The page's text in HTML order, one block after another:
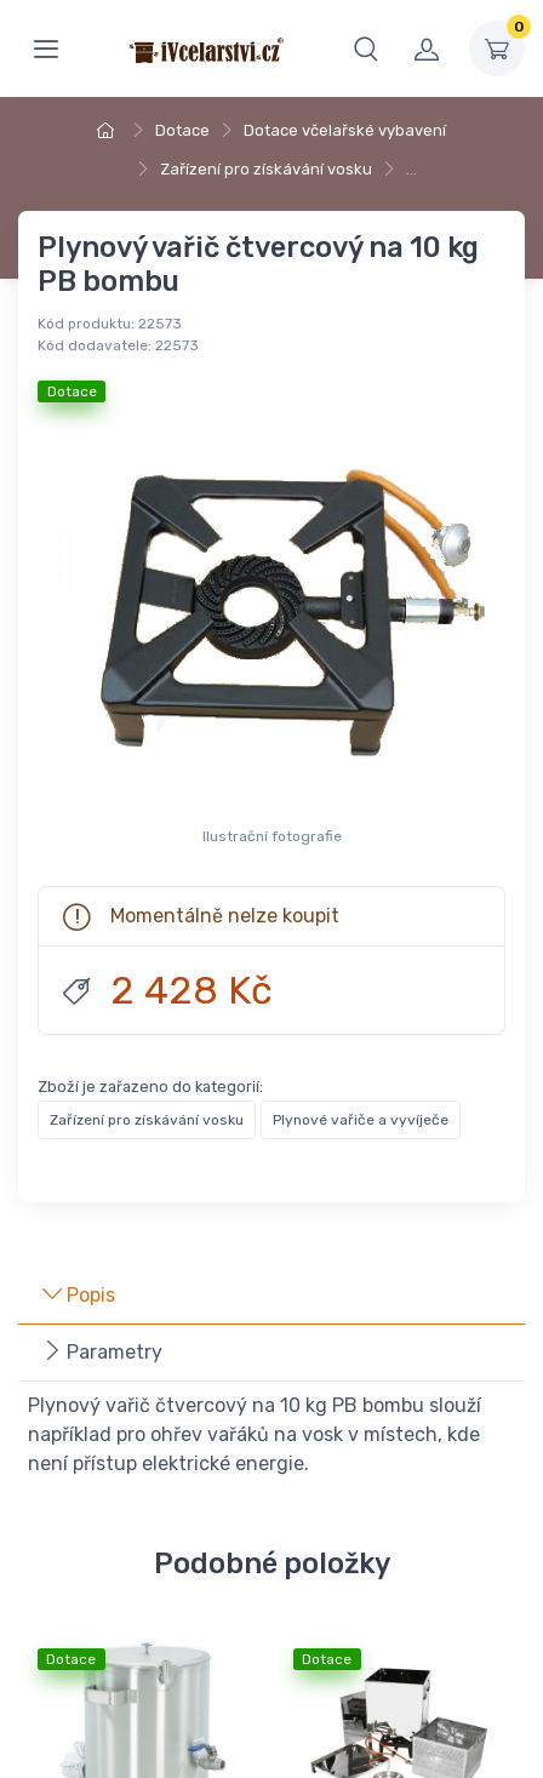
0
Dotace Dotace včelařské vybavení
Zařízení pro získávání vosku …
Plynový vařič čtvercový na 10 kg
PB bombu
Kód produktu: 22573
Kód dodavatele: 22573
Dotace
Ilustrační fotografie
Momentálně nelze koupit
2 428 Kč
Zboží je zařazeno do kategorií:
Zařízení pro získávání vosku Plynové vařiče a vyvíječe
Popis
Parametry
Plynový vařič čtvercový na 10 kg PB bombu slouží
například pro ohřev vařáků na vosk v místech, kde
není přístup elektrické energie.
Podobné položky
Dotace Dotace